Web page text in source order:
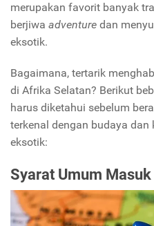
merupakan favorit banyak
berjiwa adventure dan
eksotik.
Bagaimana, tertarik
di Afrika Selatan? Berikut
harus diketahui sebelum
terkenal dengan budaya
eksotik:
Syarat Umum